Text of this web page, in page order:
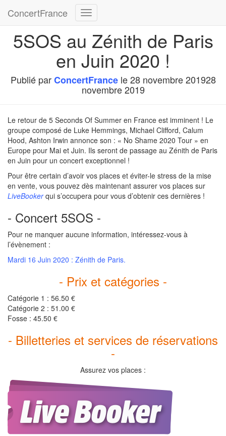
ConcertFrance
Déplier
navigation
5SOS au Zénith de Paris
en Juin 2020 !
Publié parConcertFrancele28 novembre 201928
novembre 2019
Le retour de 5 Seconds Of Summer en France est imminent ! Le
groupe composé de Luke Hemmings, Michael Clifford, Calum
Hood, Ashton Irwin annonce son : « No Shame 2020 Tour » en
Europe pour Mai et Juin. Ils seront de passage au Zénith de Paris
en Juin pour un concert exceptionnel !
Pour être certain d’avoir vos places et éviter-le stress de la mise
en vente, vous pouvez dès maintenant assurer vos places sur
LiveBookerqui s’occupera pour vous d’obtenir ces dernières !
- Concert 5SOS -
Pour ne manquer aucune information, intéressez-vous à
l’évènement :
Mardi 16 Juin 2020 : Zénith de Paris.
- Prix et catégories -
Catégorie 1 : 56.50 €
Catégorie 2 : 51.00 €
Fosse : 45.50 €
- Billetteries et services de réservations
-
Assurez vos places :